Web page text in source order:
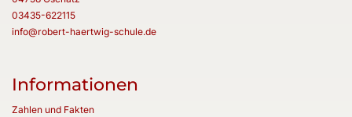
03435-622115
info@robert-haertwig-schule.de
Informationen
Zahlen und Fakten